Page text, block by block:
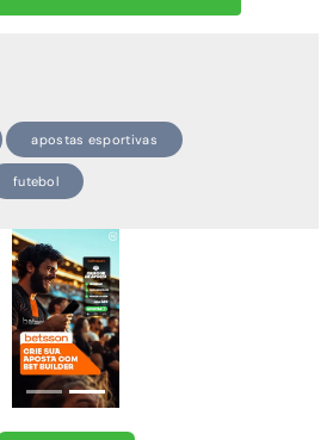
apostas esportivas
futebol